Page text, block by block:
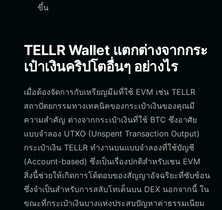
ขึ้น
TELLR Wallet แตกต่างจากกระ
เป๋าเงินคริปโตอื่นๆ อย่างไร
เมื่อต้องจัดการกับเหรียญมีมที่ใช้ EVM เช่น TELLR
สถาปัตยกรรมทางเทคนิคของกระเป๋าเงินของคุณมี
ความสำคัญ ต่างจากกระเป๋าเงินที่ใช้ BTC ซึ่งอาศัย
แบบจำลอง UTXO (Unspent Transaction Output)
กระเป๋าเงิน TELLR ทำงานบนแบบจำลองที่ใช้บัญชี
(Account-based) ซึ่งเป็นเรื่องปกติสำหรับเชน EVM
สิ่งนี้ช่วยให้เกิดการโต้ตอบของสัญญาอัจฉริยะที่ซับซ้อน
ซึ่งจำเป็นสำหรับการสลับโทเค็นบน DEX นอกจากนี้ ใน
ขณะที่กระเป๋าเงินบางแห่งประสบปัญหาค่าธรรมเนียม